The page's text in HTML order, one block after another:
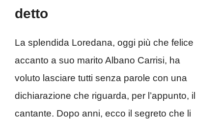
detto
La splendida Loredana, oggi più che felice
accanto a suo marito Albano Carrisi, ha
voluto lasciare tutti senza parole con una
dichiarazione che riguarda, per l’appunto, il
cantante. Dopo anni, ecco il segreto che li